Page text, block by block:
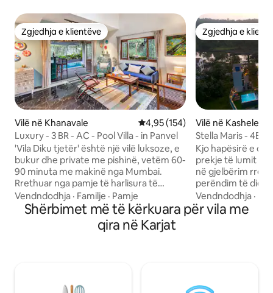
Zgjedhja e klientëve
Zgjedhja e klientëve
Vilë në Khanavale Vlerësimi mesatar 4,95 nga 5,
4,95 (154)
Luxury - 3 BR - AC - Pool Villa - in Panvel
'Vila Diku tjetër' është një vilë luksoze, e
bukur dhe private me pishinë, vetëm 60-
90 minuta me makinë nga Mumbai.
Rrethuar nga pamje të harlisura të
gjelbra të fushave, kodrave dhe tingujve
të natyrës. Vila ka 3 dhoma gjumi AC en-
suite, një dhomë të madhe ndenjjeje AC
që hapet në një pishinë private dhe
kafshët shtëpiake (* tarifë shtesë).
Vendndodhja · Familje · Pamje
Zgjedhja e
Zgjedhja e
Vilë në Kashele
Stella Maris -
Karjat
Kjo hapësirë e
prekje të lumit 4
në gjelbërim
perëndim të
krijuar pikturën e vet
mburrur me një
kafenë e
ndenjëse për të
Vendndodhja ·
Shërbimet më të kërkuara për vila me
qira në Karjat